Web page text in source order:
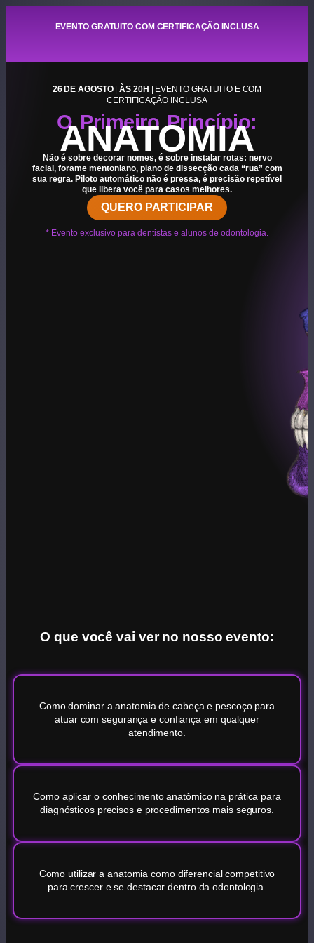
EVENTO GRATUITO COM CERTIFICAÇÃO INCLUSA
26 DE AGOSTO|ÀS 20H
| EVENTO GRATUITO E COM
CERTIFICAÇÃO INCLUSA
O Primeiro Princípio:
ANATOMIA
Não é sobre decorar nomes, é sobre instalar rotas: nervo
facial, forame mentoniano, plano de dissecção cada “rua” com
sua regra. Piloto automático não é pressa, é precisão repetível
que libera você para casos melhores.
QUERO PARTICIPAR
* Evento exclusivo para dentistas e alunos de odontologia.
O que você vai ver no nosso evento:
Como dominar a anatomia de cabeça e pescoço para
atuar com segurança e confiança em qualquer
atendimento.
Como aplicar o conhecimento anatômico na prática para
diagnósticos precisos e procedimentos mais seguros.
Como utilizar a anatomia como diferencial competitivo
para crescer e se destacar dentro da odontologia.